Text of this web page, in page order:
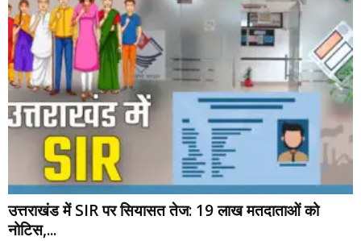
उत्तराखंड में SIR पर सियासत तेज: 19 लाख मतदाताओं को
नोटिस,...